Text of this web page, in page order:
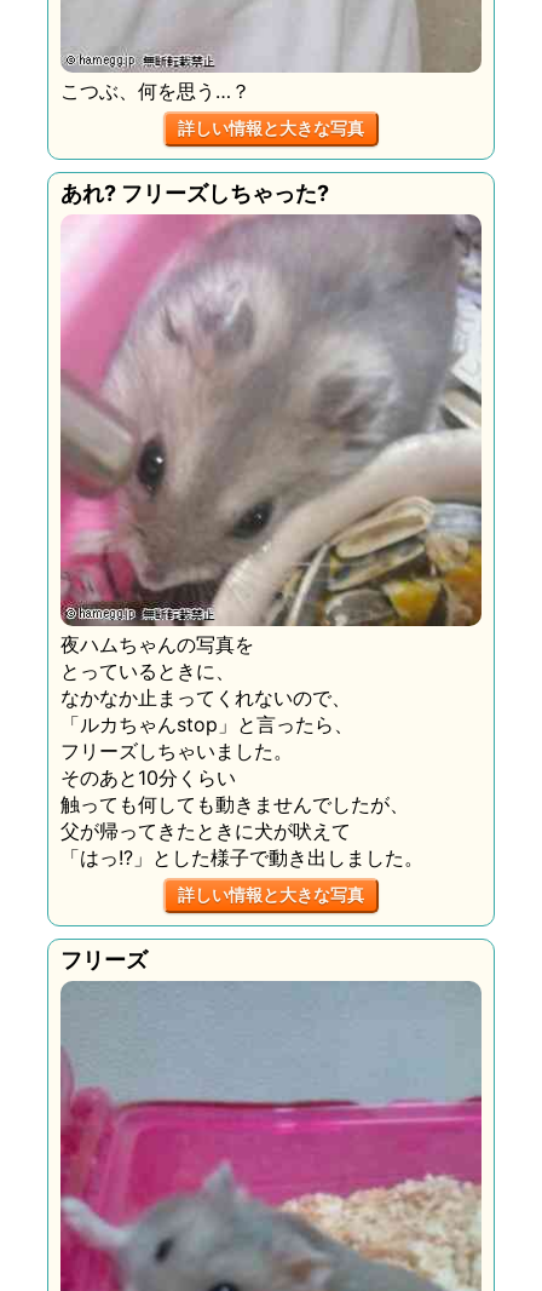
こつぶ、何を思う…？
詳しい情報と大きな写真
あれ? フリーズしちゃった?
夜ハムちゃんの写真を
とっているときに、
なかなか止まってくれないので、
「ルカちゃんstop」と言ったら、
フリーズしちゃいました。
そのあと10分くらい
触っても何しても動きませんでしたが、
父が帰ってきたときに犬が吠えて
「はっ!?」とした様子で動き出しました。
詳しい情報と大きな写真
フリーズ